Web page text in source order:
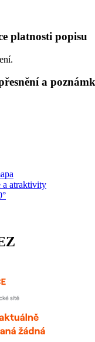
platnosti popisu
a
a atraktivity